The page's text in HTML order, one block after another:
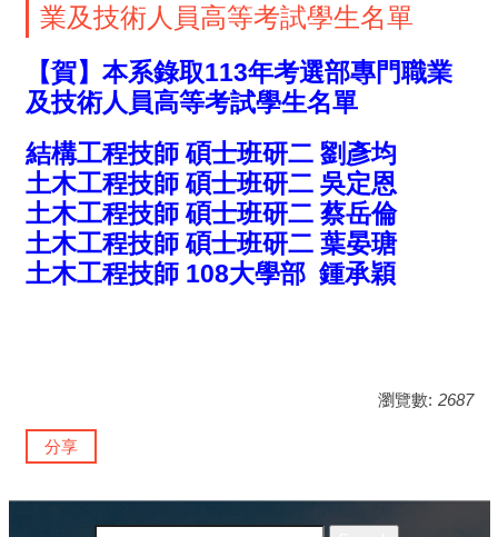
業及技術人員高等考試學生名單
【賀】本系錄取113年考選部專門職業
及技術人員高等考試學生名單
結構工程技師 碩士班研二 劉彥均
土木工程技師 碩士班研二 吳定恩
土木工程技師 碩士班研二 蔡岳倫
土木工程技師 碩士班研二 葉晏瑭
土木工程技師 108大學部 鍾承穎
瀏覽數: 2687
分享